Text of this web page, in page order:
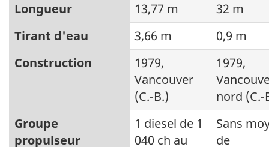
Longueur
13,77 m
32 m
Tirant d'eau
3,66 m
0,9 m
Construction
1979,
Vancouver
(C.-B.)
1979,
nord (C.-
Groupe
propulseur
1 diesel de 1
040 ch au
Sans
de